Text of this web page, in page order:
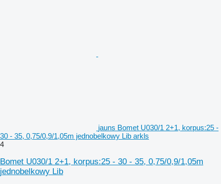
jauns Bomet U030/1 2+1, korpus:25 -
30 - 35, 0,75/0,9/1,05m jednobelkowy Lib arkls
4
Bomet U030/1 2+1, korpus:25 - 30 - 35, 0,75/0,9/1,05m
jednobelkowy Lib